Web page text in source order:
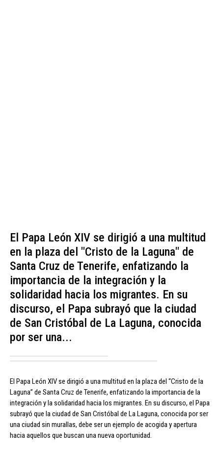
El Papa León XIV se dirigió a una multitud
en la plaza del "Cristo de la Laguna" de
Santa Cruz de Tenerife, enfatizando la
importancia de la integración y la
solidaridad hacia los migrantes. En su
discurso, el Papa subrayó que la ciudad
de San Cristóbal de La Laguna, conocida
por ser una...
El Papa León XIV se dirigió a una multitud en la plaza del “Cristo de la
Laguna” de Santa Cruz de Tenerife, enfatizando la importancia de la
integración y la solidaridad hacia los migrantes. En su discurso, el Papa
subrayó que la ciudad de San Cristóbal de La Laguna, conocida por ser
una ciudad sin murallas, debe ser un ejemplo de acogida y apertura
hacia aquellos que buscan una nueva oportunidad.